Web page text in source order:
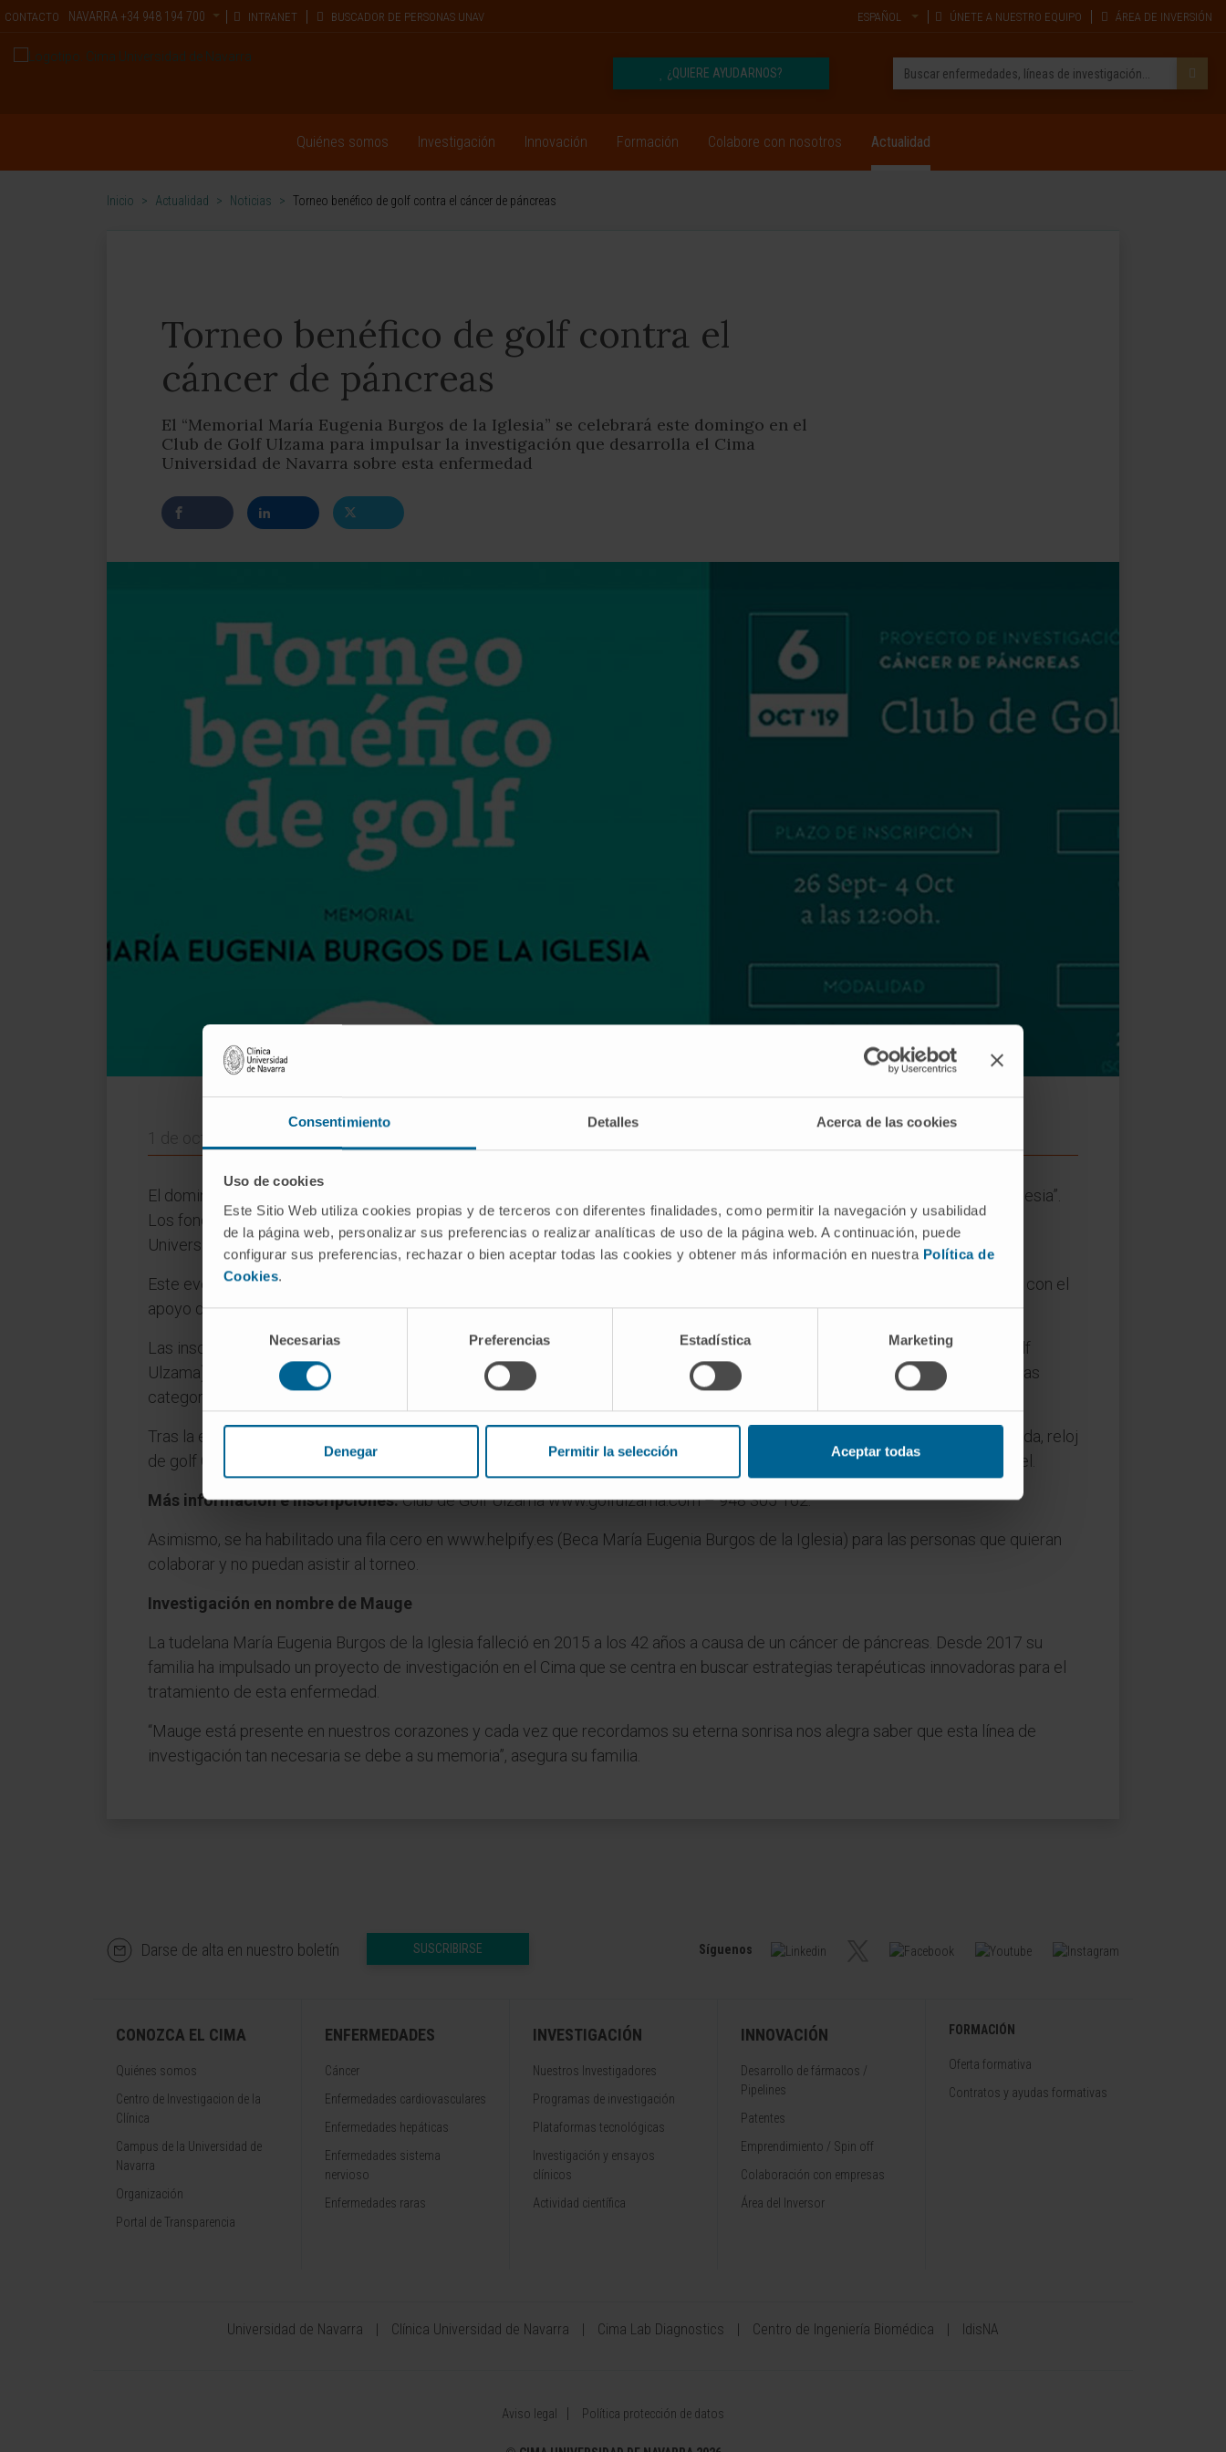
Consentimiento Detalles Acerca de las cookies
Uso de cookies
Este Sitio Web utiliza cookies propias y de terceros con diferentes finalidades, como permitir la navegación y usabilidad
de la página web, personalizar sus preferencias o realizar analíticas de uso de la página web. A continuación, puede
configurar sus preferencias, rechazar o bien aceptar todas las cookies y obtener más información en nuestra Política de
Cookies.
Selección
consentimiento
Necesarias Preferencias Estadística Marketing
Denegar Permitir la selección Aceptar todas
CONTACTO NAVARRA +34 948 194 700 INTRANET BUSCADOR DE PERSONAS UNAV ESPAÑOL ÚNETE A NUESTRO EQUIPO ÁREA DE INVERSIÓN
¿QUIERE AYUDARNOS?
Quiénes somos Investigación Innovación Formación Colabore con nosotros Actualidad
Inicio > Actualidad > Noticias > Torneo benéfico de golf contra el cáncer de páncreas
Torneo benéfico de golf contra el
cáncer de páncreas
El “Memorial María Eugenia Burgos de la Iglesia” se celebrará este domingo en el
Club de Golf Ulzama para impulsar la investigación que desarrolla el Cima
Universidad de Navarra sobre esta enfermedad
1 de octubre de 2020
El domingo 6 de octubre el Club de Golf Ulzama acogerá el torneo benéfico de golf “Memorial María Eugenia Burgos de la Iglesia”.
Los fondos recaudados se destinarán a impulsar la investigación sobre el cáncer de páncreas que se desarrolla en el Cima
Universidad de Navarra.
Este evento solidario es una iniciativa del Cima, en colaboración con la familia Garnica de la Iglesia y del Club de Golf Ulzama, con el
apoyo de Helpify, plataforma de captación de fondos del Cima.
Las inscripciones son limitadas (máximo 150 jugadores) y tienen un precio de 30 euros (20 euros para socios del Club de Golf
Ulzama). Incluye el welcome pack, un aperitivo entre los hoyos 9 y 10, y premios especiales para los ganadores de las distintas
categorías.
Tras la entrega de premios, a las 19 h, se celebrará un sorteo benéfico de más de 50 regalos (Driver cedido por Carlota Ciganda, reloj
de golf Garmin, tratamientos de belleza, Green Fees, menús degustación, material de golf, etc.). El acto finalizará con un cóctel.
Más información e inscripciones:Club de Golf Ulzama www.golfulzama.com – 948 305 162.
Asimismo, se ha habilitado una fila cero en www.helpify.es (Beca María Eugenia Burgos de la Iglesia) para las personas que quieran
colaborar y no puedan asistir al torneo.
Investigación en nombre de Mauge
La tudelana María Eugenia Burgos de la Iglesia falleció en 2015 a los 42 años a causa de un cáncer de páncreas. Desde 2017 su
familia ha impulsado un proyecto de investigación en el Cima que se centra en buscar estrategias terapéuticas innovadoras para el
tratamiento de esta enfermedad.
“Mauge está presente en nuestros corazones y cada vez que recordamos su eterna sonrisa nos alegra saber que esta línea de
investigación tan necesaria se debe a su memoria”, asegura su familia.
Darse de alta en nuestro boletín SUSCRIBIRSE Síguenos
CONOZCA EL CIMA
Quiénes somos
Centro de Investigacion de la
Clínica
Campus de la Universidad de
Navarra
Organización
Portal de Transparencia
ENFERMEDADES
Cáncer
Enfermedades cardiovasculares
Enfermedades hepáticas
Enfermedades sistema
nervioso
Enfermedades raras
INVESTIGACIÓN
Nuestros Investigadores
Programas de investigación
Plataformas tecnológicas
Investigación y ensayos
clínicos
Actividad científica
INNOVACIÓN
Desarrollo de fármacos /
Pipelines
Patentes
Emprendimiento / Spin off
Colaboración con empresas
Área del Inversor
FORMACIÓN
Oferta formativa
Contratos y ayudas formativas
Universidad de Navarra Clínica Universidad de Navarra Cima Lab Diagnostics Centro de Ingeniería Biomédica IdisNA
Aviso legal Política protección de datos